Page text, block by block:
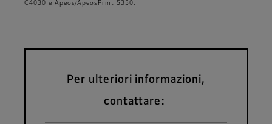
C4030 e Apeos/ApeosPrint 5330.
Per ulteriori informazioni,
contattare: